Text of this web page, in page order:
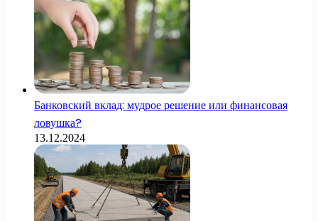
Банковский вклад: мудрое решение или финансовая
ловушка?
13.12.2024